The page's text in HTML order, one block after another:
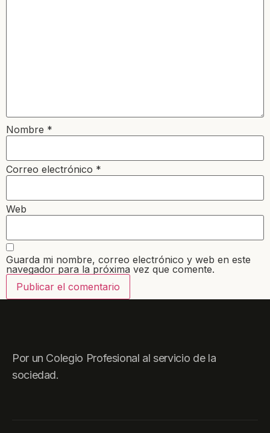
Nombre *
Correo electrónico *
Web
Guarda mi nombre, correo electrónico y web en este
navegador para la próxima vez que comente.
Por un Colegio Profesional al servicio de la
sociedad.